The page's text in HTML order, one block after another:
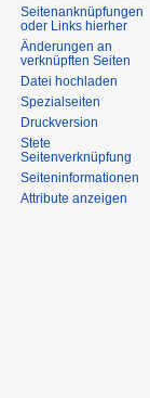
Seitenanknüpfungen
oder Links hierher
Änderungen an
verknüpften Seiten
Datei hochladen
Spezialseiten
Druckversion
Stete
Seitenverknüpfung
Seiten­informationen
Attribute anzeigen